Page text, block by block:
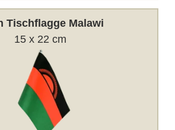
Tischflagge Malawi
15 x 22 cm